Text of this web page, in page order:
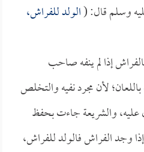
وسلم قال: (الولد للفراش،
إذا لم ينفه صاحب
لأن مجرد نفيه والتخلص
عليه، والشريعة جاءت بحفظ
وجد الفراش فالولد للفراش،